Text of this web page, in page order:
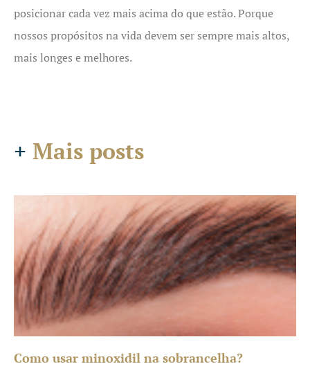
posicionar cada vez mais acima do que estão. Porque
nossos propósitos na vida devem ser sempre mais altos,
mais longes e melhores.
+ Mais posts
Como usar minoxidil na sobrancelha?